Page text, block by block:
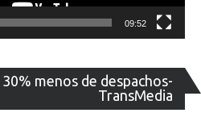
09:52
30% menos de despachos-
TransMedia
de